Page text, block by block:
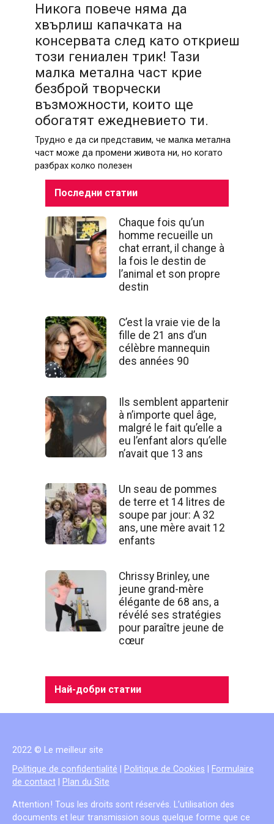
Никога повече няма да
хвърлиш капачката на
консервата след като откриеш
този гениален трик! Тази
малка метална част крие
безброй творчески
възможности, които ще
обогатят ежедневието ти.
Трудно е да си представим, че малка метална
част може да промени живота ни, но когато
разбрах колко полезен
Последни статии
Chaque fois qu’un
homme recueille un
chat errant, il change à
la fois le destin de
l’animal et son propre
destin
C’est la vraie vie de la
fille de 21 ans d’un
célèbre mannequin
des années 90
Ils semblent appartenir
à n’importe quel âge,
malgré le fait qu’elle a
eu l’enfant alors qu’elle
n’avait que 13 ans
Un seau de pommes
de terre et 14 litres de
soupe par jour: A 32
ans, une mère avait 12
enfants
Chrissy Brinley, une
jeune grand-mère
élégante de 68 ans, a
révélé ses stratégies
pour paraître jeune de
cœur
Най-добри статии
2022 © Le meilleur site
Politique de confidentialité
Politique de Cookies
Formulaire
de contact
Plan du Site
Attention ! Tous les droits sont réservés. L’utilisation des
documents et leur transmission sous quelque forme que ce